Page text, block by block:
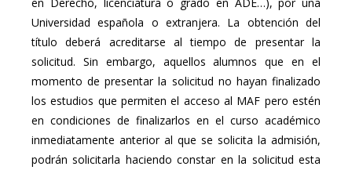
Universidad española o extranjera. La obtención del
título deberá acreditarse al tiempo de presentar la
solicitud. Sin embargo, aquellos alumnos que en el
momento de presentar la solicitud no hayan finalizado
los estudios que permiten el acceso al MAF pero estén
en condiciones de finalizarlos en el curso académico
inmediatamente anterior al que se solicita la admisión,
podrán solicitarla haciendo constar en la solicitud esta